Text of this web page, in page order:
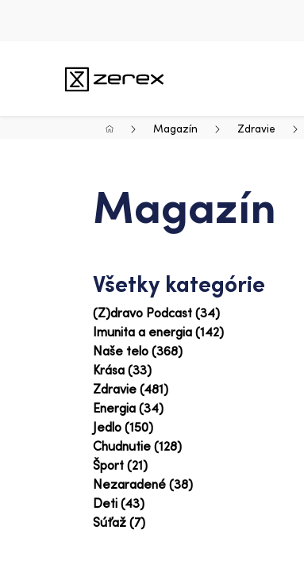
Magazín Zdravie
Magazín
Všetky kategórie
(Z)dravo Podcast (34)
Imunita a energia (142)
Naše telo (368)
Krása (33)
Zdravie (481)
Energia (34)
Jedlo (150)
Chudnutie (128)
Šport (21)
Nezaradené (38)
Deti (43)
Súťaž (7)